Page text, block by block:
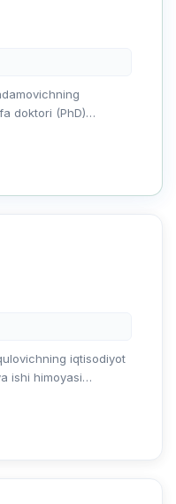
doktori (PhD)
— “Ekonometrika
iqtisodiyot
ishi himoyasi
ixtisosligi bo‘yicha